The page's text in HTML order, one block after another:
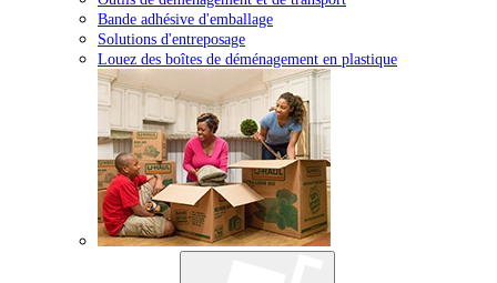
Bande adhésive d'emballage
Solutions d'entreposage
Louez des boîtes de déménagement en plastique